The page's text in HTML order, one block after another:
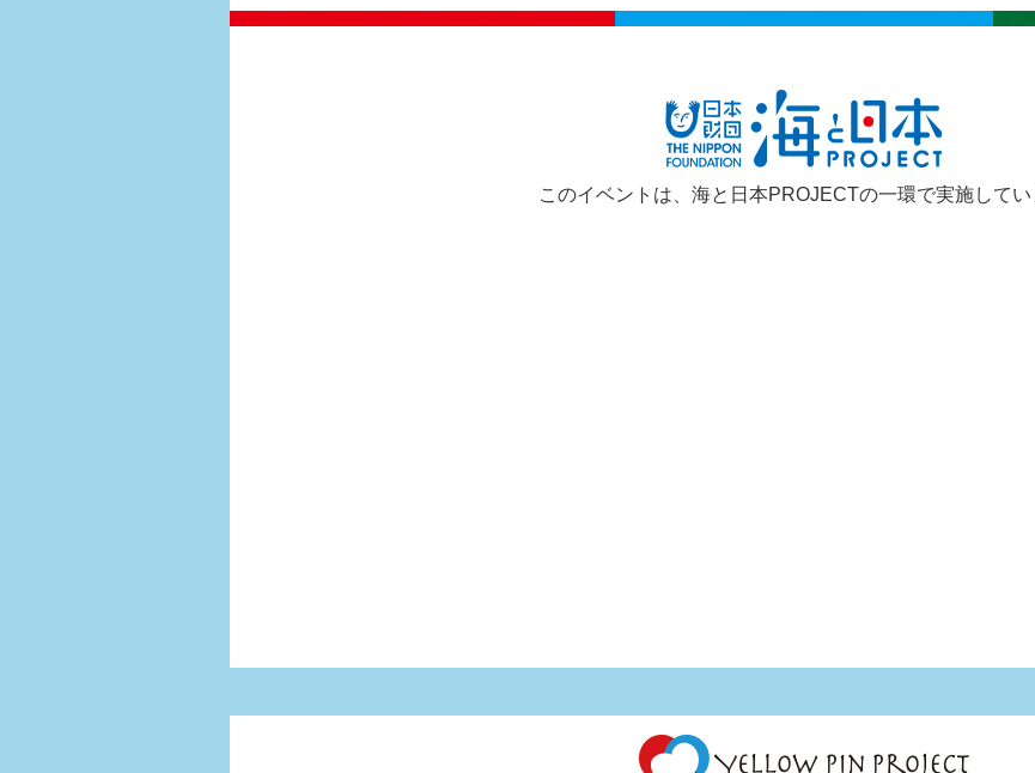
このイベントは、海と日本PROJECTの一環で実施してい